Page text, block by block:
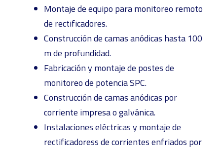
Montaje de equipo para monitoreo remoto
de rectificadores.
Construcción de camas anódicas hasta 100
m de profundidad.
Fabricación y montaje de postes de
monitoreo de potencia SPC.
Construcción de camas anódicas por
corriente impresa o galvánica.
Instalaciones eléctricas y montaje de
rectificadoress de corrientes enfriados por